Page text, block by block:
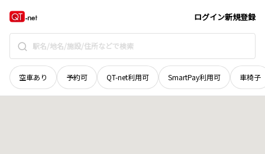
ログイン新規登録
空車あり 予約可 QT-net利用可 SmartPay利用可 車椅子
奈良県